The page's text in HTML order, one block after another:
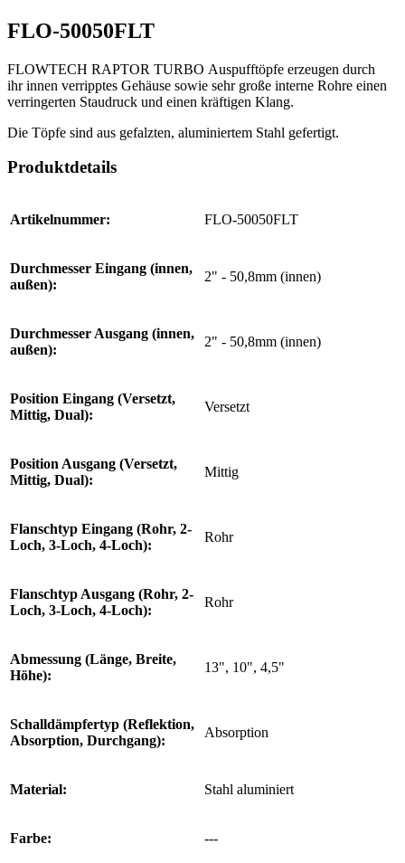
FLO-50050FLT
FLOWTECH RAPTOR TURBO Auspufftöpfe erzeugen durch
ihr innen verripptes Gehäuse sowie sehr große interne Rohre einen
verringerten Staudruck und einen kräftigen Klang.
Die Töpfe sind aus gefalzten, aluminiertem Stahl gefertigt.
Produktdetails
Artikelnummer: FLO-50050FLT
Durchmesser Eingang (innen,
außen):
2" - 50,8mm (innen)
Durchmesser Ausgang (innen,
außen):
2" - 50,8mm (innen)
Position Eingang (Versetzt,
Mittig, Dual):
Versetzt
Position Ausgang (Versetzt,
Mittig, Dual):
Mittig
Flanschtyp Eingang (Rohr, 2-
Loch, 3-Loch, 4-Loch):
Rohr
Flanschtyp Ausgang (Rohr, 2-
Loch, 3-Loch, 4-Loch):
Rohr
Abmessung (Länge, Breite,
Höhe):
13", 10", 4,5"
Schalldämpfertyp (Reflektion,
Absorption, Durchgang):
Absorption
Material: Stahl aluminiert
Farbe: ---